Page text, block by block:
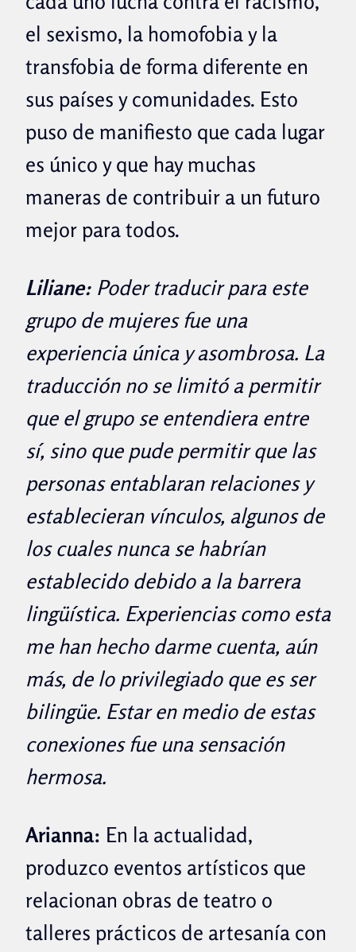
el sexismo, la homofobia y la
transfobia de forma diferente en
sus países y comunidades. Esto
puso de manifiesto que cada lugar
es único y que hay muchas
maneras de contribuir a un futuro
mejor para todos.
Liliane: Poder traducir para este
grupo de mujeres fue una
experiencia única y asombrosa. La
traducción no se limitó a permitir
que el grupo se entendiera entre
sí, sino que pude permitir que las
personas entablaran relaciones y
establecieran vínculos, algunos de
los cuales nunca se habrían
establecido debido a la barrera
lingüística. Experiencias como esta
me han hecho darme cuenta, aún
más, de lo privilegiado que es ser
bilingüe. Estar en medio de estas
conexiones fue una sensación
hermosa.
Arianna: En la actualidad,
produzco eventos artísticos que
relacionan obras de teatro o
talleres prácticos de artesanía con